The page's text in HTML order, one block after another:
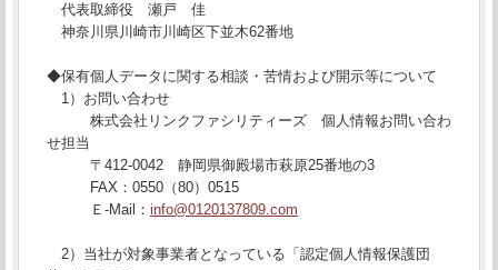
代表取締役 瀬戸 佳
神奈川県川崎市川崎区下並木62番地
◆保有個人データに関する相談・苦情および開示等について
1）お問い合わせ
株式会社リンクファシリティーズ 個人情報お問い合わ
せ担当
〒412-0042 静岡県御殿場市萩原25番地の3
FAX：0550（80）0515
Ｅ-Mail： info@0120137809.com
2）当社が対象事業者となっている「認定個人情報保護団